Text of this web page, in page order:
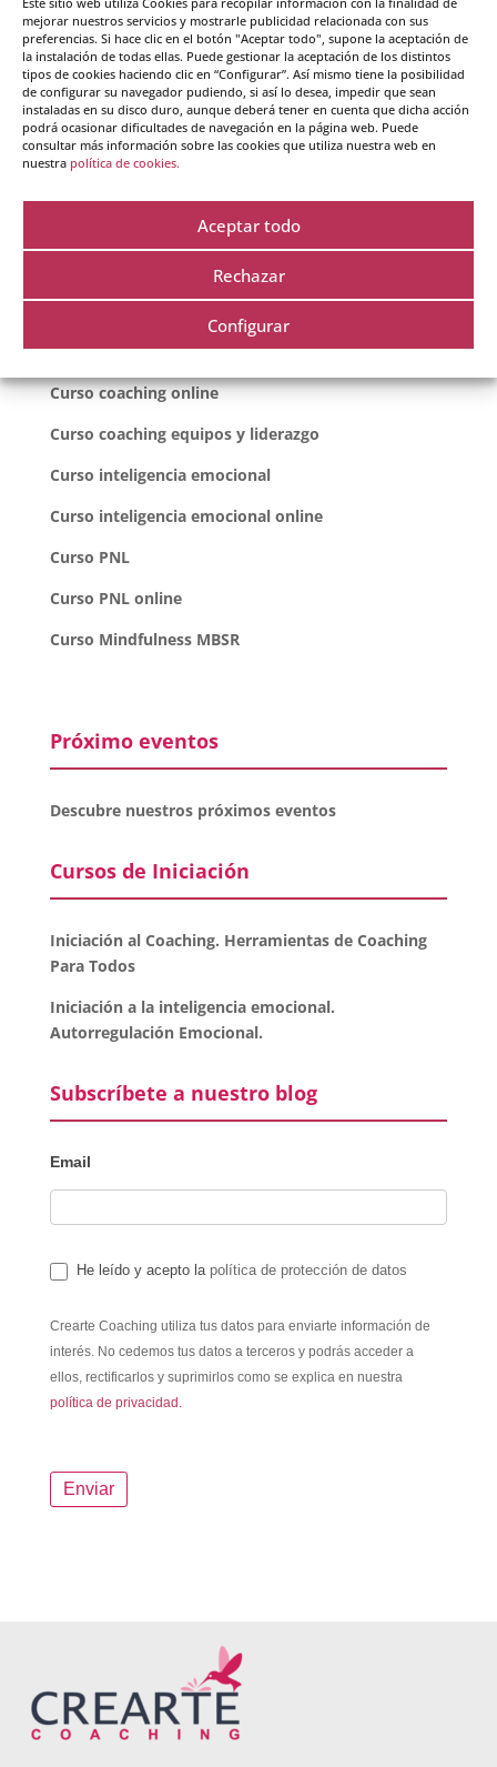
mejorar nuestros servicios y mostrarle publicidad relacionada con sus
preferencias. Si hace clic en el botón "Aceptar todo", supone la aceptación de
la instalación de todas ellas. Puede gestionar la aceptación de los distintos
tipos de cookies haciendo clic en “Configurar”. Así mismo tiene la posibilidad
de configurar su navegador pudiendo, si así lo desea, impedir que sean
instaladas en su disco duro, aunque deberá tener en cuenta que dicha acción
podrá ocasionar dificultades de navegación en la página web. Puede
consultar más información sobre las cookies que utiliza nuestra web en
nuestra política de cookies.
Aceptar todo
Rechazar
Configurar
Guarda mi nombre, correo electrónico y web en
este navegador para la próxima vez que comente.
Cursos destacados
Curso coaching
Curso coaching online
Curso coaching equipos y liderazgo
Curso inteligencia emocional
Curso inteligencia emocional online
Curso PNL
Curso PNL online
Curso Mindfulness MBSR
Próximo eventos
Descubre nuestros próximos eventos
Cursos de Iniciación
Iniciación al Coaching. Herramientas de Coaching
Para Todos
Iniciación a la inteligencia emocional.
Autorregulación Emocional.
Subscríbete a nuestro blog
Email
He leído y acepto la política de protección de datos
Crearte Coaching utiliza tus datos para enviarte información de
interés. No cedemos tus datos a terceros y podrás acceder a
ellos, rectificarlos y suprimirlos como se explica en nuestra
política de privacidad.